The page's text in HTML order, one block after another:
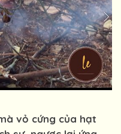
vỏ cứng của hạt